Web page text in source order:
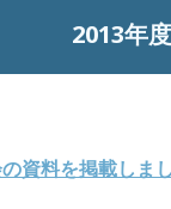
2013年度
資料を掲載しま